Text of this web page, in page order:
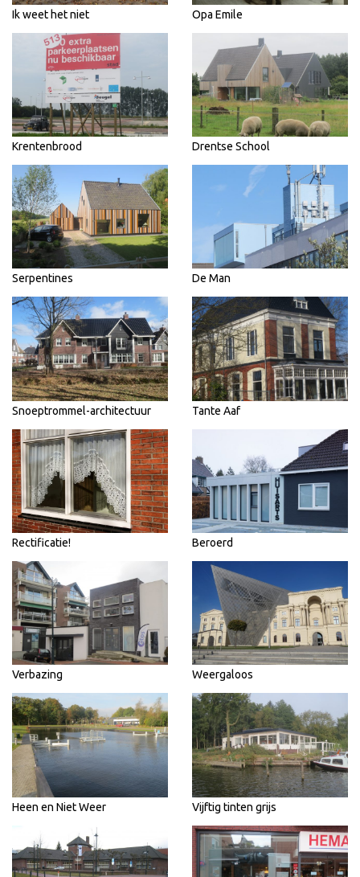
Ik weet het niet Opa Emile
Krentenbrood Drentse School
Serpentines De Man
Snoeptrommel-architectuur Tante Aaf
Rectificatie! Beroerd
Verbazing Weergaloos
Heen en Niet Weer Vijftig tinten grijs